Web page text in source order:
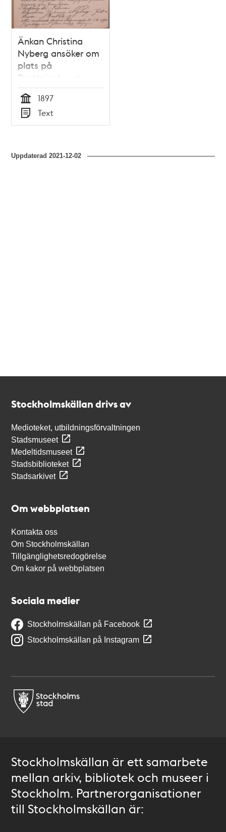
Änkan Christina
Nyberg ansöker om
plats på
Drottninghuset
Tid
1897
Typ
Text
Uppdaterad2021-12-02
Stockholmskällan drivs av
Medioteket, utbildningsförvaltningen
Stadsmuseet
Medeltidsmuseet
Stadsbiblioteket
Stadsarkivet
Om webbplatsen
Kontakta oss
Om Stockholmskällan
Tillgänglighetsredogörelse
Om kakor på webbplatsen
Sociala medier
Stockholmskällan på Facebook
Stockholmskällan på Instagram
Stockholmskällan är ett samarbete
mellan arkiv, bibliotek och museer i
Stockholm. Partnerorganisationer
till Stockholmskällan är: